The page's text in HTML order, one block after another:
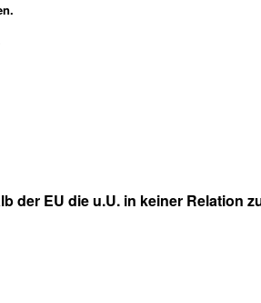
der EU die u.U. in keiner Relation